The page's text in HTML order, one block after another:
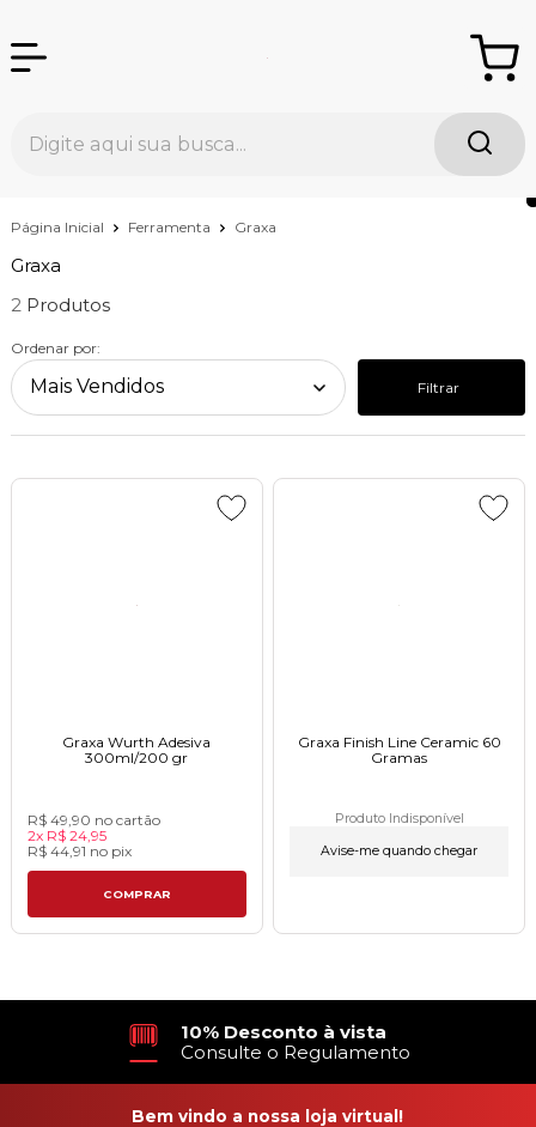
Página Inicial Ferramenta Graxa
Graxa
2
Ordenar por:
Filtrar
Graxa Wurth Adesiva
300ml/200 gr
R$ 49,90 no cartão
2x R$ 24,95
R$ 44,91 no pix
COMPRAR
Graxa Finish Line Ceramic 60
Gramasㅤㅤㅤㅤㅤㅤㅤㅤㅤㅤㅤㅤㅤㅤㅤㅤㅤㅤㅤㅤ
Produto Indisponível
Avise-me quando chegar
10% Desconto à vista
Consulte o Regulamento
Bem vindo a nossa loja virtual!